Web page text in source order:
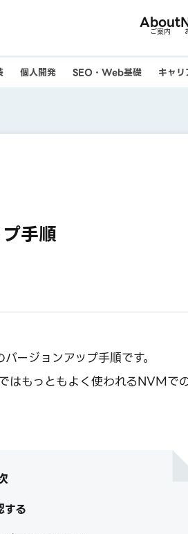
About
ご案内
個人開発 SEO・Web基礎 キャリ
手順
ージョンアップ手順です。
はもっともよく使われるNVMで
る